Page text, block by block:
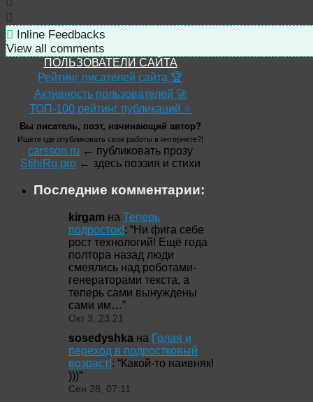
Inline Feedbacks
View all comments
ПОЛЬЗОВАТЕЛИ САЙТА
Рейтинг писателей сайта 🏆
Активность пользователей 🚀
ТОП-100 рейтинг публикаций ⭐
Вы писатель, поэт, начинающий автор?
Ищете где опубликовать свои работы в интернете?!
carsson.ru ← публиковать прозу
StihiRu.pro ← здесь поэзия и стихи
Последние комментарии:
kirgam на Теперь
подросток!: “Ни фига себе
рост технологий! Ещё года
полтора назад люди
смеялись над роботами-
генераторами текста, а
теперь сами вынуждены
сами им…”
Окт 3, 23:21
sosedyshka на Голая и
переход в подростковый
возраст!: “Какой-то наивняк!
)))”
Сен 28, 07:11